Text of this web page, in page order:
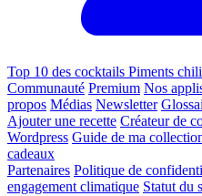
Top 10 des cocktails Piments chili
Communauté Premium Nos
propos Médias Newsletter
Ajouter une recette Créateur de
Wordpress Guide de ma
cadeaux
Partenaires Politique de
engagement climatique Statut du